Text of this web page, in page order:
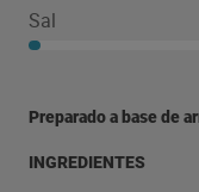
Sal
Preparado a base de
INGREDIENTES